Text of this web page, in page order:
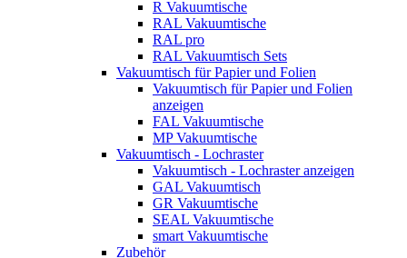
R Vakuumtische
RAL Vakuumtische
RAL pro
RAL Vakuumtisch Sets
Vakuumtisch für Papier und Folien
Vakuumtisch für Papier und Folien
anzeigen
FAL Vakuumtische
MP Vakuumtische
Vakuumtisch - Lochraster
Vakuumtisch - Lochraster anzeigen
GAL Vakuumtisch
GR Vakuumtische
SEAL Vakuumtische
smart Vakuumtische
Zubehör